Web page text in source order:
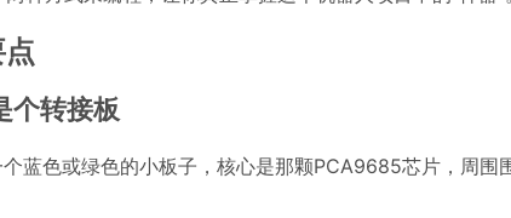
个转接板
蓝色或绿色的小板子，核心是那颗PCA9685芯片，周围